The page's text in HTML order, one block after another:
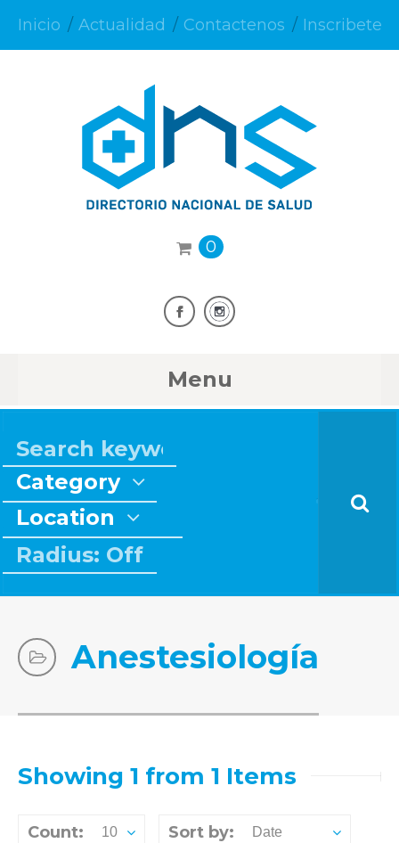
Inicio Actualidad Contactenos Inscribete
0
Menu
Category
Location
Radius: Off
Anestesiología
Showing 1 from 1 Items
Count: 10 Sort by: Date